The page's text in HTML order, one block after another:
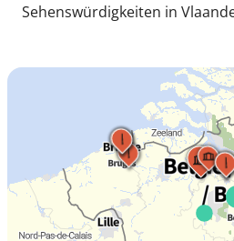
Sehenswürdigkeiten in